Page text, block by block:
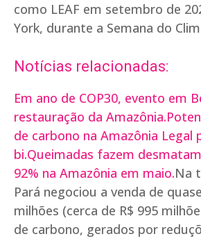
como LEAF em setembro de
York, durante a Semana do
Notícias relacionadas:
Em ano de COP30, evento em
restauração da Amazônia.
de carbono na Amazônia Legal
bi.Queimadas fazem
92% na Amazônia em maio.Na
Pará negociou a venda de
milhões (cerca de R$ 995
de carbono, gerados por